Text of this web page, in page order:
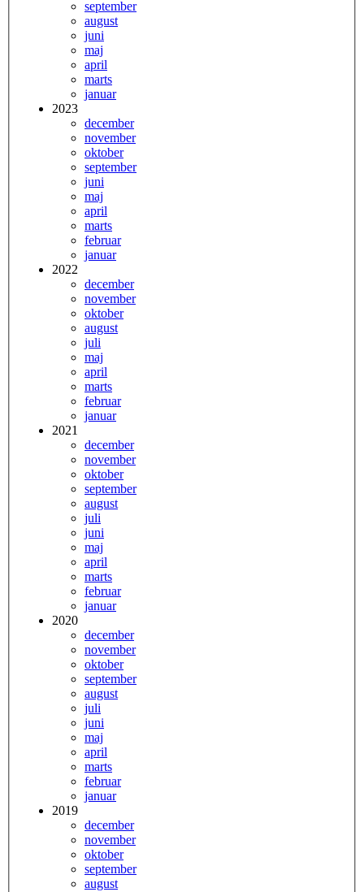
september
august
juni
maj
april
marts
januar
2023
december
november
oktober
september
juni
maj
april
marts
februar
januar
2022
december
november
oktober
august
juli
maj
april
marts
februar
januar
2021
december
november
oktober
september
august
juli
juni
maj
april
marts
februar
januar
2020
december
november
oktober
september
august
juli
juni
maj
april
marts
februar
januar
2019
december
november
oktober
september
august